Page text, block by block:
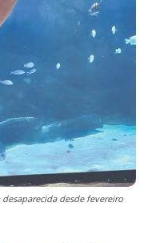
desde fevereiro